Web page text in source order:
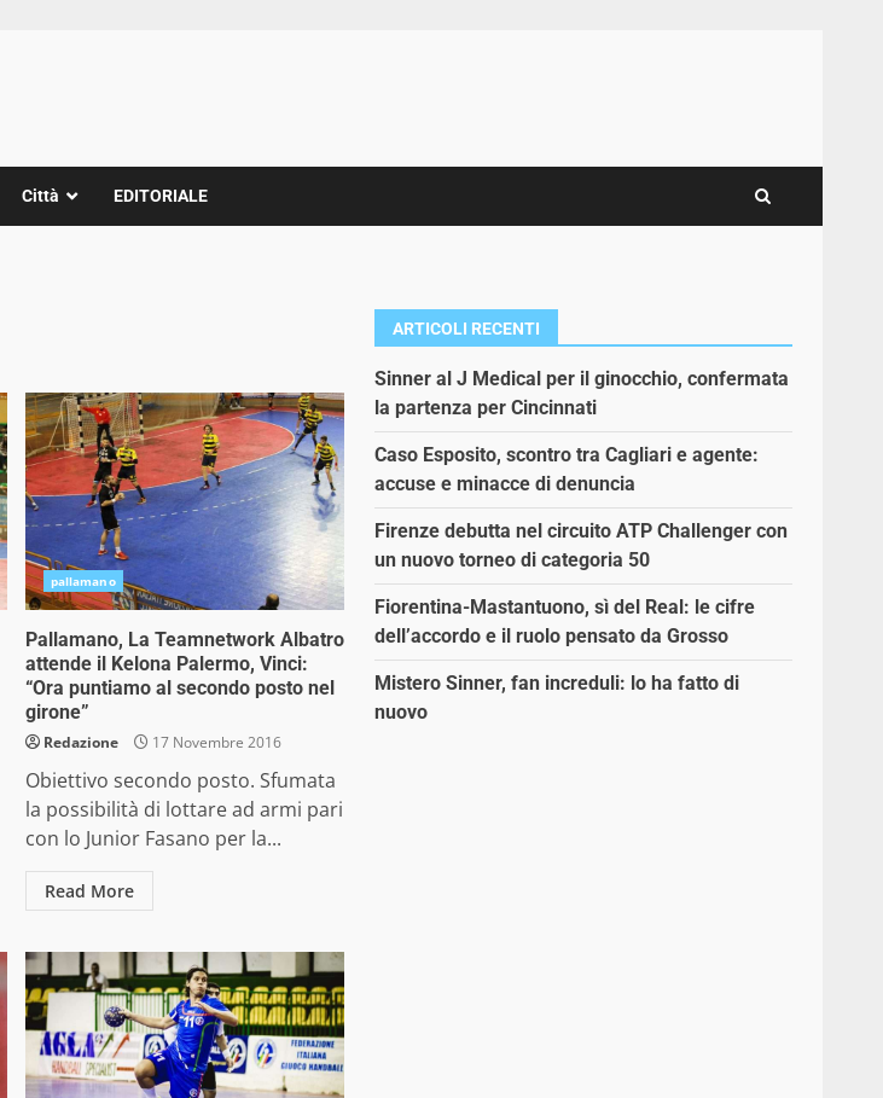
Città EDITORIALE
pallamano
Pallamano, La Teamnetwork Albatro
attende il Kelona Palermo, Vinci:
“Ora puntiamo al secondo posto nel
girone”
Redazione 17 Novembre 2016
Obiettivo secondo posto. Sfumata
la possibilità di lottare ad armi pari
con lo Junior Fasano per la...
Read More
ARTICOLI RECENTI
Sinner al J Medical per il ginocchio, confermata
la partenza per Cincinnati
Caso Esposito, scontro tra Cagliari e agente:
accuse e minacce di denuncia
Firenze debutta nel circuito ATP Challenger con
un nuovo torneo di categoria 50
Fiorentina-Mastantuono, sì del Real: le cifre
dell’accordo e il ruolo pensato da Grosso
Mistero Sinner, fan increduli: lo ha fatto di
nuovo